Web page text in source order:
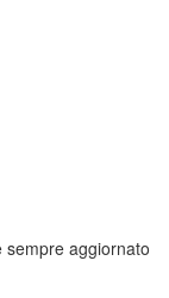
sempre aggiornato